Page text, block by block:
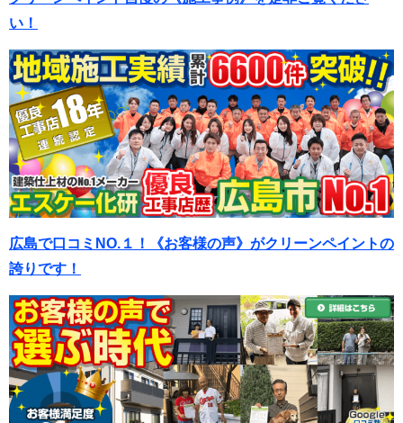
い！
広島で口コミNO.１！《お客様の声》がクリーンペイントの
誇りです！